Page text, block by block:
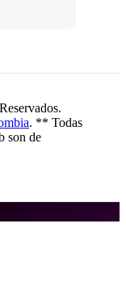
. ** Todas
son de